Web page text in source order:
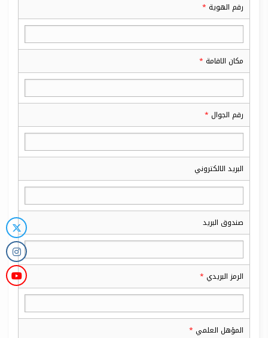
رقم الهوية
مكان الاقامة
رقم الجوال
البريد الالكتروني
صندوق البريد
الرمز البريدي
المؤهل العلمي